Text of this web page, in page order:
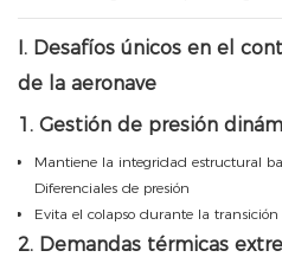
I. Desafíos únicos en el
de la aeronave
1. Gestión de presión
Mantiene la integridad estructural
Diferenciales de presión
Evita el colapso durante la
2. Demandas térmicas